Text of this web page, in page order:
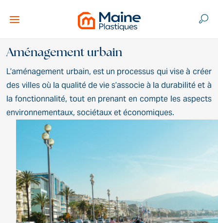
Aménagement urbain
L’aménagement urbain, est un processus qui vise à créer
des villes où la qualité de vie s’associe à la durabilité et à
la fonctionnalité, tout en prenant en compte les aspects
environnementaux, sociétaux et économiques.